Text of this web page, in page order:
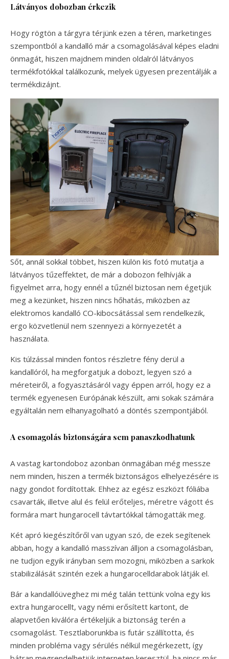
Látványos dobozban érkezik
Hogy rögtön a tárgyra térjünk ezen a téren, marketinges
szempontból a kandalló már a csomagolásával képes eladni
önmagát, hiszen majdnem minden oldalról látványos
termékfotókkal találkozunk, melyek ügyesen prezentálják a
termékdizájnt.
Sőt, annál sokkal többet, hiszen külön kis fotó mutatja a
látványos tűzeffektet, de már a dobozon felhívják a
figyelmet arra, hogy ennél a tűznél biztosan nem égetjük
meg a kezünket, hiszen nincs hőhatás, miközben az
elektromos kandalló CO-kibocsátással sem rendelkezik,
ergo közvetlenül nem szennyezi a környezetét a
használata.
Kis túlzással minden fontos részletre fény derül a
kandallóról, ha megforgatjuk a dobozt, legyen szó a
méreteiről, a fogyasztásáról vagy éppen arról, hogy ez a
termék egyenesen Európának készült, ami sokak számára
egyáltalán nem elhanyagolható a döntés szempontjából.
A csomagolás biztonságára sem panaszkodhatunk
A vastag kartondoboz azonban önmagában még messze
nem minden, hiszen a termék biztonságos elhelyezésére is
nagy gondot fordítottak. Ehhez az egész eszközt fóliába
csavarták, illetve alul és felül erőteljes, méretre vágott és
formára mart hungarocell távtartókkal támogatták meg.
Két apró kiegészítőről van ugyan szó, de ezek segítenek
abban, hogy a kandalló masszívan álljon a csomagolásban,
ne tudjon egyik irányban sem mozogni, miközben a sarkok
stabilizálását szintén ezek a hungarocelldarabok látják el.
Bár a kandallóüveghez mi még talán tettünk volna egy kis
extra hungarocellt, vagy némi erősített kartont, de
alapvetően kiválóra értékeljük a biztonság terén a
csomagolást. Tesztlaborunkba is futár szállította, és
minden probléma vagy sérülés nélkül megérkezett, így